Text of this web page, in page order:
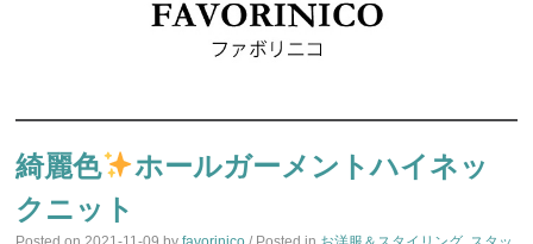
TO
綺麗色
ホールガーメントハイネッ
クニット